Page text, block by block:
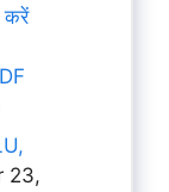
करें
23,